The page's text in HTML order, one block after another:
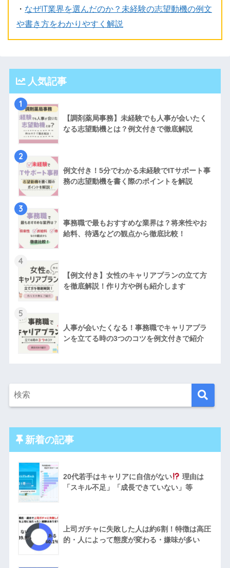
・ なぜIT業界を選んだのか？未経験の志望動機の例文
や書き方をわかりやすく解説
人気記事
1
【調剤薬局事務】未経験でも人事が会いたく
なる志望動機とは？例文付きで徹底解説
2
例文付き！5分でわかる未経験でITサポート事
務の志望動機を書く際のポイントを解説
3
事務職で最もおすすめな業界は？将来性やお
給料、待遇などの観点から徹底比較！
4
【例文付き】女性のキャリアプランの立て方
を徹底解説！作り方や例も紹介します
5
人事が会いたくなる！事務職でキャリアプラ
ンを立てる時の3つのコツを例文付きで紹介
新着の記事
20代若手はキャリアに自信がない
理由は
「スキル不足」「成長できていない」等
上司ガチャに失敗した人は約6割！特徴は高圧
的・人によって態度が変わる・嫌味が多い